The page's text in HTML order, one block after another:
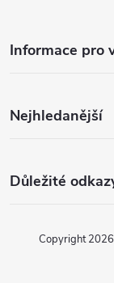
Informace pro
Nejhledanější
Důležité
Copyright 2026